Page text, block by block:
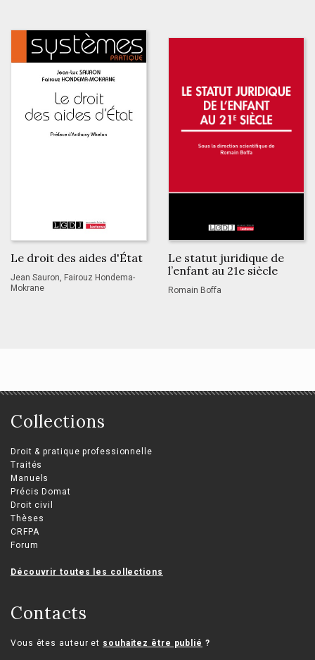
Le droit des aides d'État
Jean Sauron, Fairouz Hondema-
Mokrane
Le statut juridique de
l’enfant au 21e siècle
Romain Boffa
Collections
Droit & pratique professionnelle
Traités
Manuels
Précis Domat
Droit civil
Thèses
CRFPA
Forum
Découvrir toutes les collections
Contacts
Vous êtes auteur et souhaitez être publié ?